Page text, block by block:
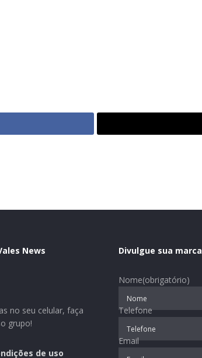
News
no seu celular, faça
grupo!
de uso
Divulgue sua marca
Nome(obrigatório)
Telefone
Email